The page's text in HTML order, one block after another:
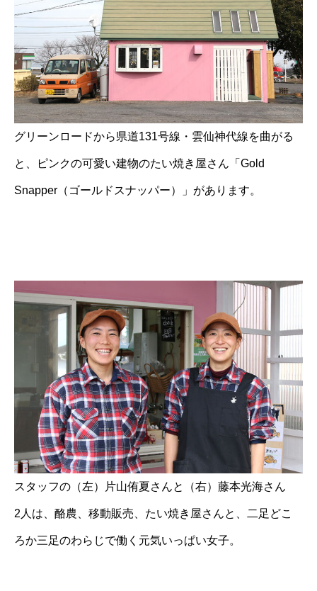
グリーンロードから県道131号線・雲仙神代線を曲がる
と、ピンクの可愛い建物のたい焼き屋さん「Gold
Snapper（ゴールドスナッパー）」があります。
スタッフの（左）片山侑夏さんと（右）藤本光海さん
2人は、酪農、移動販売、たい焼き屋さんと、二足どこ
ろか三足のわらじで働く元気いっぱい女子。